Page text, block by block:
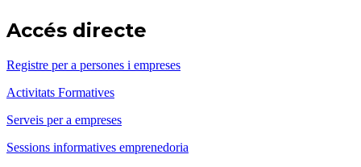
Accés directe
Registre per a persones i empreses
Activitats Formatives
Serveis per a empreses
Sessions informatives emprenedoria